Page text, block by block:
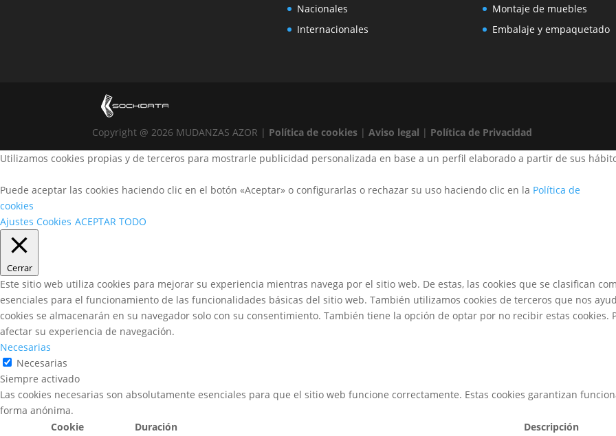
Nacionales
Internacionales
Montaje de muebles
Embalaje y empaquetado
Copyright @ 2026 MUDANZAS AZOR | Política de cookies |Aviso legal | Política de Privacidad
Utilizamos cookies propias y de terceros para mostrarle publicidad personalizada en base a un perfil elaborado a partir de sus
Puede aceptar las cookies haciendo clic en el botón «Aceptar» o configurarlas o rechazar su uso haciendo clic en la Política de
cookies
Ajustes Cookies ACEPTAR TODO
Cerrar
Este sitio web utiliza cookies para mejorar su experiencia mientras navega por el sitio web. De estas, las cookies que se clasifican
esenciales para el funcionamiento de las funcionalidades básicas del sitio web. También utilizamos cookies de terceros que nos
cookies se almacenarán en su navegador solo con su consentimiento. También tiene la opción de optar por no recibir estas
afectar su experiencia de navegación.
Necesarias
Necesarias
Siempre activado
Las cookies necesarias son absolutamente esenciales para que el sitio web funcione correctamente. Estas cookies garantizan
forma anónima.
Cookie
Duración
Descripción